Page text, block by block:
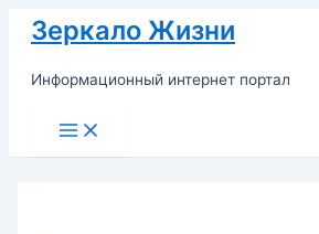
Перейти
содержимому
Зеркало Жизни
Информационный интернет портал
Main
Menu